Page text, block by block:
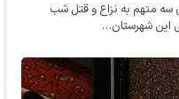
سه متهم به نزاع و قتل شب
این شهرستان…